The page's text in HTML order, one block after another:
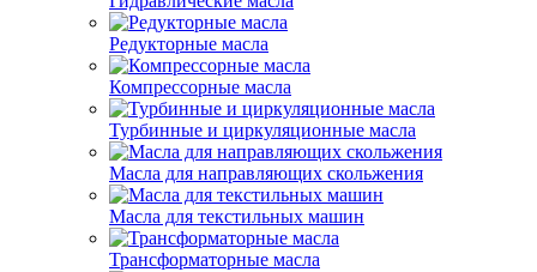
Редукторные масла
Компрессорные масла
Турбинные и циркуляционные масла
Масла для направляющих скольжения
Масла для текстильных машин
Трансформаторные масла